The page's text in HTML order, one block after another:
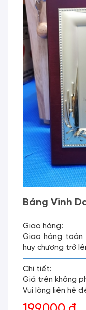
Bảng Vinh
Giao hàng:
Giao hàng toàn
huy chương trở
Chi tiết:
Giá trên không
Vui lòng liên hệ